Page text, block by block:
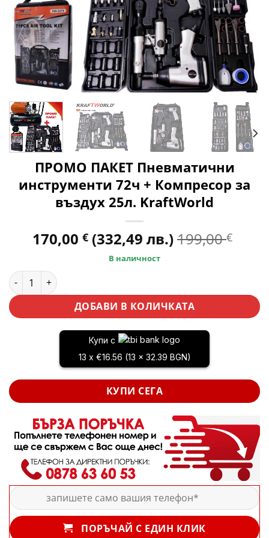
ПРОМО ПАКЕТ Пневматични
инструменти 72ч + Компресор за
въздух 25л. KraftWorld
170,00 € (332,49 лв.)199,00€
В наличност
количество за ПРОМО ПАКЕТ Пневматични инструменти
ДОБАВИ В КОЛИЧКАТА
Купи с
13 x €16.56 (13 x 32.39 BGN)
КУПИ СЕГА
ПОРЪЧАЙ С ЕДИН КЛИК